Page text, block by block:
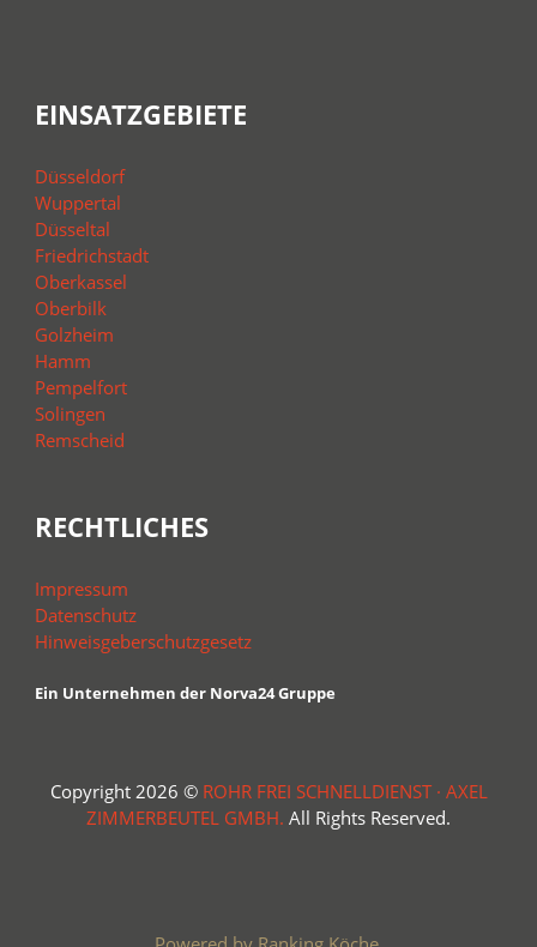
EINSATZGEBIETE
Düsseldorf
Wuppertal
Düsseltal
Friedrichstadt
Oberkassel
Oberbilk
Golzheim
Hamm
Pempelfort
Solingen
Remscheid
RECHTLICHES
Impressum
Datenschutz
Hinweisgeberschutzgesetz
Ein Unternehmen der Norva24 Gruppe
Copyright 2026 © ROHR FREI SCHNELLDIENST · AXEL
ZIMMERBEUTEL GMBH. All Rights Reserved.